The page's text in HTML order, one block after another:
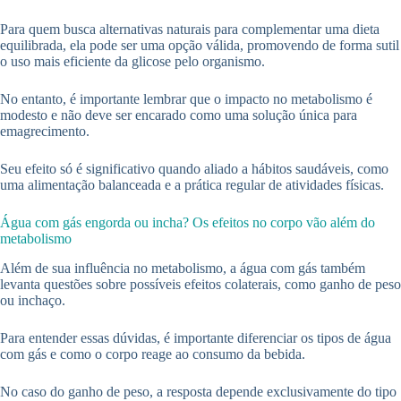
Para quem busca alternativas naturais para complementar uma dieta
equilibrada, ela pode ser uma opção válida, promovendo de forma sutil
o uso mais eficiente da glicose pelo organismo.
No entanto, é importante lembrar que o impacto no metabolismo é
modesto e não deve ser encarado como uma solução única para
emagrecimento.
Seu efeito só é significativo quando aliado a hábitos saudáveis, como
uma alimentação balanceada e a prática regular de atividades físicas.
Água com gás engorda ou incha? Os efeitos no corpo vão além do
metabolismo
Além de sua influência no metabolismo, a água com gás também
levanta questões sobre possíveis efeitos colaterais, como ganho de peso
ou inchaço.
Para entender essas dúvidas, é importante diferenciar os tipos de água
com gás e como o corpo reage ao consumo da bebida.
No caso do ganho de peso, a resposta depende exclusivamente do tipo